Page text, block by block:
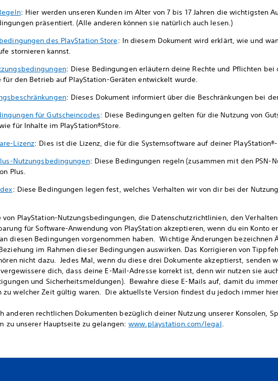
: Hier werden unseren Kunden im Alter von 7 bis 17 Jahren die wichtigsten
präsentiert. (Alle anderen können sie natürlich auch lesen.)
des PlayStation Store: In diesem Dokument wird erklärt, wie und
stornieren kannst.
: Diese Bedingungen erläutern deine Rechte und Pflichten
für den Betrieb auf PlayStation-Geräten entwickelt wurde.
: Dieses Dokument informiert über die Beschränkungen bei
für Gutscheincodes: Diese Bedingungen gelten für die Nutzung von
für Inhalte im PlayStation®Store.
Lizenz: Dies ist die Lizenz, die für die Systemsoftware auf deiner
Nutzungsbedingungen: Diese Bedingungen regeln (zusammen mit den PSN-
Plus.
: Diese Bedingungen legen fest, welches Verhalten wir von dir bei der
von PlayStation-Nutzungsbedingungen, die Datenschutzrichtlinien, den
für Software-Anwendung von PlayStation akzeptieren, wenn du ein Konto
diesen Bedingungen vorgenommen haben. Wichtige Änderungen bezeichnen
im Rahmen dieser Bedingungen auswirken. Das Korrigieren von
nicht dazu. Jedes Mal, wenn du diese drei Dokumente akzeptierst, senden
dich, dass deine E-Mail-Adresse korrekt ist, denn wir nutzen sie
und Sicherheitsmeldungen). Bewahre diese E-Mails auf, damit du
zu welcher Zeit gültig waren. Die aktuellste Version findest du jedoch immer
anderen rechtlichen Dokumenten bezüglich deiner Nutzung unserer Konsolen,
zu unserer Hauptseite zu gelangen:www.playstation.com/legal.